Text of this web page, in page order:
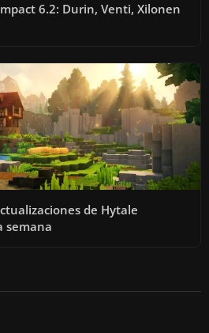
6.2: Durin, Venti, Xilonen
de Hytale
semana